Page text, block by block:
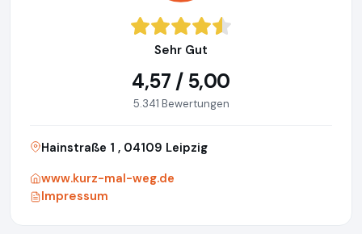
Sehr Gut
4,57 / 5,00
5.341 Bewertungen
Hainstraße 1 , 04109 Leipzig
www.kurz-mal-weg.de
Impressum